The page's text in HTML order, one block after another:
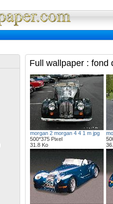
Full wallpaper : fond
morgan 2 morgan 4 4 1 m jpg
500*375 Pixel
31.8 Ko